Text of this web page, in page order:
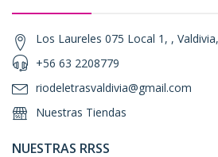
Los Laureles 075 Local 1, ,
+56 63 2208779
riodeletrasvaldivia@gmail.com
Nuestras Tiendas
NUESTRAS RRSS